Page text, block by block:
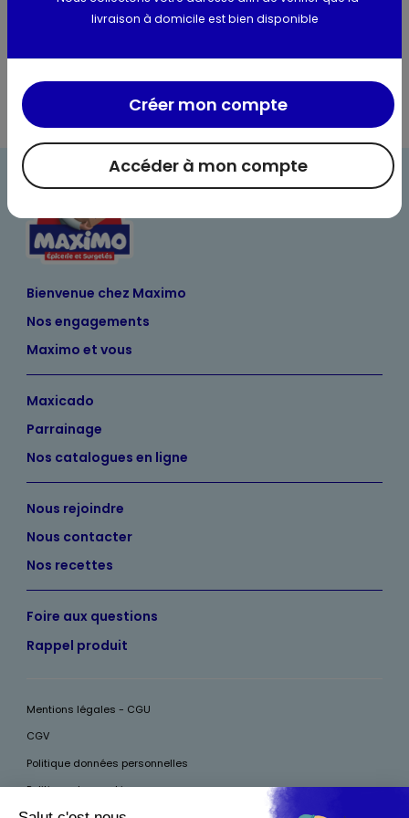
Informations complémentaires
Bienvenue chez Maximo
Nos engagements
Maximo et vous
Maxicado
Parrainage
Nos catalogues en ligne
Nous rejoindre
Nous contacter
Nos recettes
Foire aux questions
Rappel produit
Mentions légales - CGU
CGV
Politique données personnelles
Politique des cookies
livraison à domicile est bien disponible
Accéder à mon compte
Créer mon compte